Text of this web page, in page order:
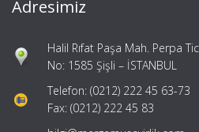
Adresimiz
Halil Rıfat Paşa Mah. Perpa
No: 1585 Şişli – İSTANBUL
Telefon: (0212) 222 45 63-73
Fax: (0212) 222 45 83